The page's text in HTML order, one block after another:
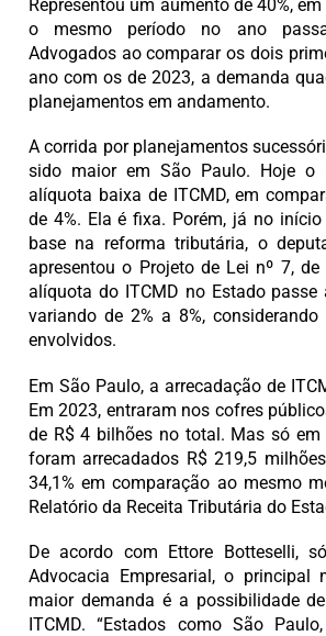
Representou um aumento de 40%,
o mesmo período no ano
Advogados ao comparar os dois
ano com os de 2023, a demanda
planejamentos em andamento.
A corrida por planejamentos
sido maior em São Paulo. Hoje o
alíquota baixa de ITCMD, em
de 4%. Ela é fixa. Porém, já no início
base na reforma tributária, o
apresentou o Projeto de Lei nº 7,
alíquota do ITCMD no Estado passe
variando de 2% a 8%,
envolvidos.
Em São Paulo, a arrecadação de
Em 2023, entraram nos cofres
de R$ 4 bilhões no total. Mas só em
foram arrecadados R$ 219,5
34,1% em comparação ao mesmo
Relatório da Receita Tributária do
De acordo com Ettore Botteselli,
Advocacia Empresarial, o principal
maior demanda é a possibilidade
ITCMD. “Estados como São